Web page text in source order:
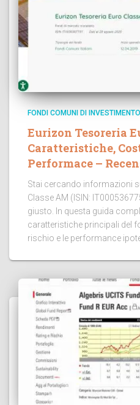
FONDI COMUNI DI INVESTIMENTO
Eurizon Tesoreria
Caratteristiche,
Performace –
Stai cercando informazioni
Classe AM (ISIN:
giusto. In questa guida
caratteristiche principali del
rischio e le performance